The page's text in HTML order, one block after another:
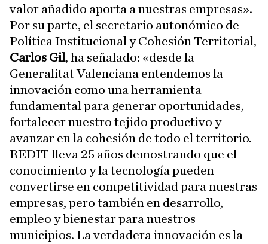
valor añadido aporta a nuestras empresas».
Por su parte, el secretario autonómico de
Política Institucional y Cohesión Territorial,
Carlos Gil, ha señalado: «desde la
Generalitat Valenciana entendemos la
innovación como una herramienta
fundamental para generar oportunidades,
fortalecer nuestro tejido productivo y
avanzar en la cohesión de todo el territorio.
REDIT lleva 25 años demostrando que el
conocimiento y la tecnología pueden
convertirse en competitividad para nuestras
empresas, pero también en desarrollo,
empleo y bienestar para nuestros
municipios. La verdadera innovación es la